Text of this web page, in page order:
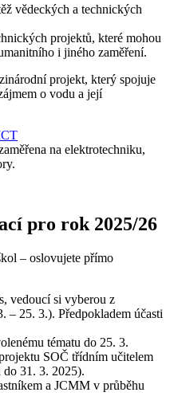
vědeckých a technických
projektů, které mohou
i jiného zaměření.
projekt, který spojuje
o vodu a její
na elektrotechniku,
pro rok 2025/26
– oslovujete přímo
vedoucí si vyberou z
– 25. 3.). Předpokladem účasti
tématu do 25. 3.
SOČ třídním učitelem
31. 3. 2025).
a JCMM v průběhu